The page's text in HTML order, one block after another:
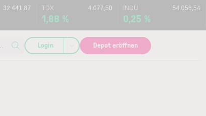
32.441,87 TDX 4.077,50
1,88 %
INDU 54.056,54
0,25 %
Login Depot eröffnen